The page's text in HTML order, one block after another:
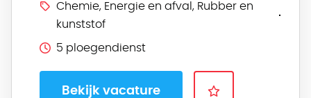
Chemie, Energie en afval, Rubber en
kunststof
5 ploegendienst
Bekijk vacature